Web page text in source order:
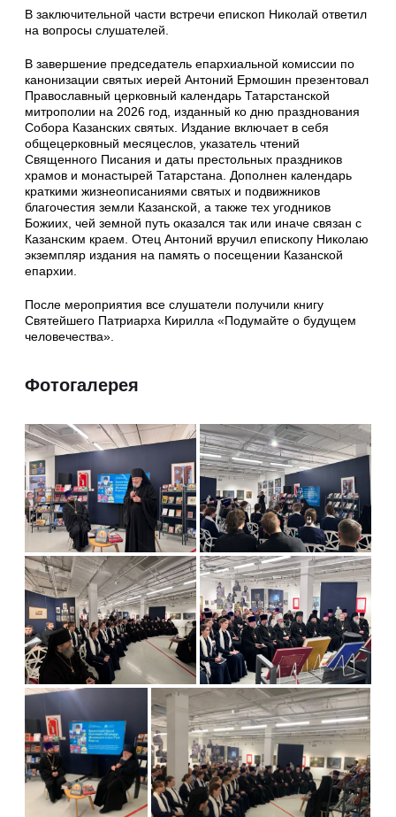
В заключительной части встречи епископ Николай ответил
на вопросы слушателей.
В завершение председатель епархиальной комиссии по
канонизации святых иерей Антоний Ермошин презентовал
Православный церковный календарь Татарстанской
митрополии на 2026 год, изданный ко дню празднования
Собора Казанских святых. Издание включает в себя
общецерковный месяцеслов, указатель чтений
Священного Писания и даты престольных праздников
храмов и монастырей Татарстана. Дополнен календарь
краткими жизнеописаниями святых и подвижников
благочестия земли Казанской, а также тех угодников
Божиих, чей земной путь оказался так или иначе связан с
Казанским краем. Отец Антоний вручил епископу Николаю
экземпляр издания на память о посещении Казанской
епархии.
После мероприятия все слушатели получили книгу
Святейшего Патриарха Кирилла «Подумайте о будущем
человечества».
Фотогалерея